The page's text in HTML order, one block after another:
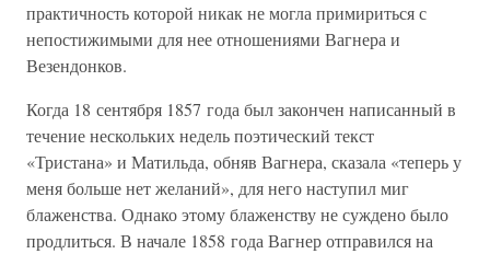
практичность которой никак не могла примириться с
непостижимыми для нее отношениями Вагнера и
Везендонков.
Когда 18 сентября 1857 года был закончен написанный в
течение нескольких недель поэтический текст
«Тристана» и Матильда, обняв Вагнера, сказала «теперь у
меня больше нет желаний», для него наступил миг
блаженства. Однако этому блаженству не суждено было
продлиться. В начале 1858 года Вагнер отправился на